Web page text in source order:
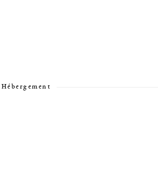
Hébergement